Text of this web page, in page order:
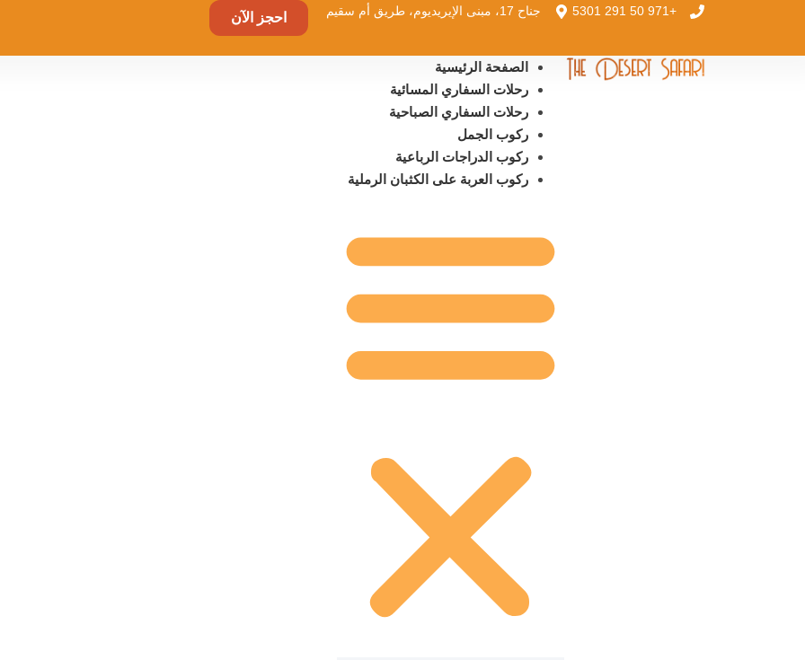
+971 50 291 5301 جناح 17، مبنى الإيريديوم، طريق أم سقيم احجز الآن
الصفحة الرئيسية
رحلات السفاري المسائية
رحلات السفاري الصباحية
ركوب الجمل
ركوب الدراجات الرباعية
ركوب العربة على الكثبان الرملية